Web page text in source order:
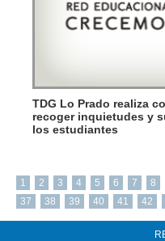
TDG Lo Prado realiza
recoger inquietudes y
los estudiantes
1 2 3 4 5 6 7 8
37
38 39 40 41 42